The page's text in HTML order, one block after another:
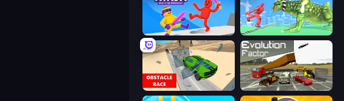
Ragdoll Ninja: Imposter Hero Silly Walkers
Obstacle Race: Destroying Simulator! Evolution Factor